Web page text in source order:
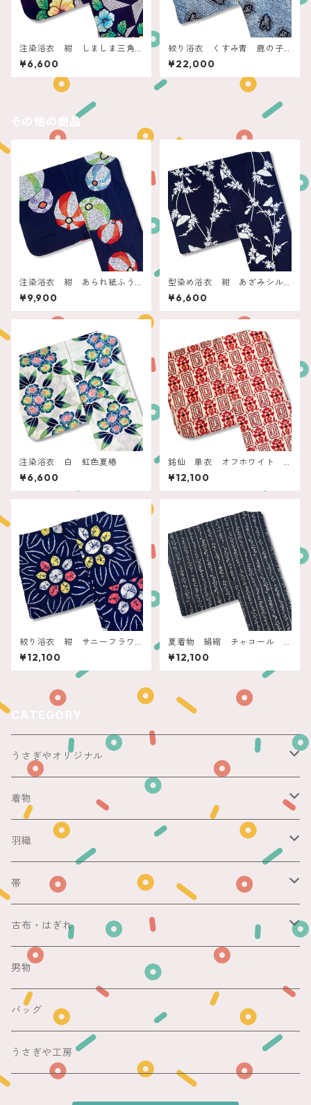
注染浴衣 紺 しましま三角
とお花
¥6,600
絞り浴衣 くすみ青 鹿の子
にプチ蝶々
¥22,000
その他の商品
注染浴衣 紺 あられ紙ふう
せん
¥9,900
型染め浴衣 紺 あざみシル
エット
¥6,600
注染浴衣 白 虹色夏椿
¥6,600
銘仙 単衣 オフホワイト
赤い四角と抽象フラワー
¥12,100
絞り浴衣 紺 サニーフラワ
ー
¥12,100
夏着物 絹縮 チャコール
ボタニカル抽象縞
¥12,100
うさぎやオリジナル
ericoさん
レース足袋
マスキングテープ
防虫香
着物
袷
銘仙
紬
その他
単衣
銘仙
紬
その他
夏
浴衣
夏着物
羽織
銘仙
その他
帯
名古屋帯
袋帯
昼夜帯
夏帯
古布・はぎれ
切売り
銘仙
銘仙集め
木綿・麻
男物
バッグ
うさぎや工房